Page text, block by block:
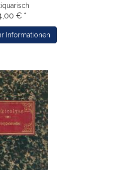
€ *
Informationen